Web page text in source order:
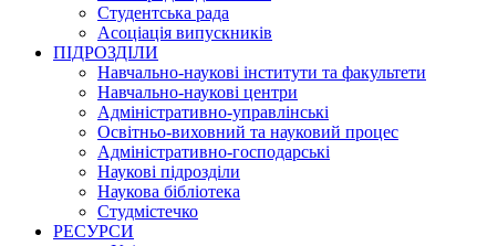
Студентська рада
Асоціація випускників
ПІДРОЗДІЛИ
Навчально-наукові інститути та факультети
Навчально-наукові центри
Адміністративно-управлінські
Освітньо-виховний та науковий процес
Адміністративно-господарські
Наукові підрозділи
Наукова бібліотека
Студмістечко
РЕСУРСИ